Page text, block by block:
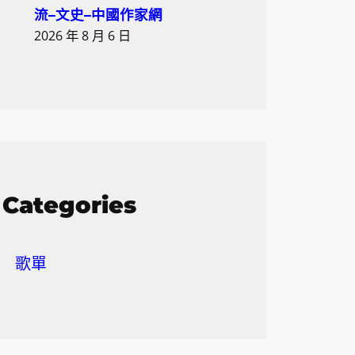
流–文史–中國作家網
2026 年 8 月 6 日
Categories
歌單